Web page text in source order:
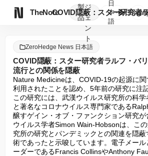
TheNote
製
品
ジ
ェ
ン
ト
日
本
語

ZeroHedge News 日本語
COVID隠蔽：スター研究者ラルフ・バ
流行との関係を隠蔽
Nature Medicineは、COVID-19の起源に
利用されたことを認め、5年前の研究に注
この研究には、武漢ウイルス研究所の科
と著名なコロナウイルス専門家である
醸すゲイン・オブ・ファンクション研究が
ウイルス学者Simon Wain-Hobsonは、こ
究所の研究とパンデミックとの関連を隠
術であったと示唆しています。電子メール
ーダーであるFrancis CollinsやAnthony